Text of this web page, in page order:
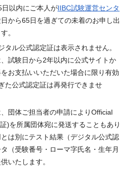
以内にご本人がIIBC試験運営センタ
から65日を過ぎての未着のお申し出
。
ル公式認定証は表示されません。
試験日から2年以内に公式サイトか
お支払いいただいた場合に限り有効
た公式認定証は再発行できませ
団体ご担当者の申請によりOfficial
)を所属団体宛に発送することもあり
は別にテスト結果（デジタル公式認
（受験番号・ローマ字氏名・生年月
いたします。